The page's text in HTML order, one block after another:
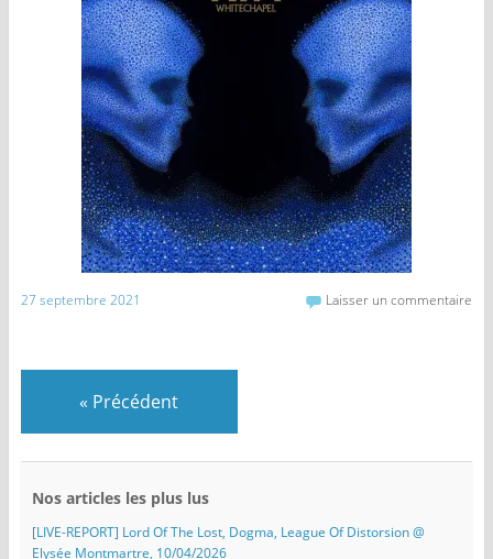
27 septembre 2021 Laisser un commentaire
« Précédent
Nos articles les plus lus
[LIVE-REPORT] Lord Of The Lost, Dogma, League Of Distorsion @
Elysée Montmartre, 10/04/2026